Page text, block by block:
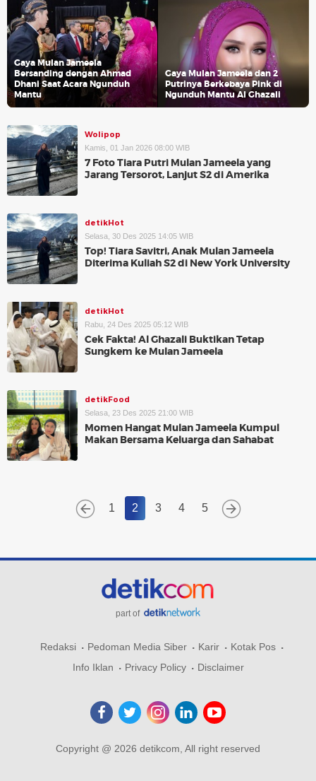
Gaya Mulan Jameela
Bersanding dengan Ahmad
Dhani Saat Acara Ngunduh
Mantu
Gaya Mulan Jameela dan 2
Putrinya Berkebaya Pink di
Ngunduh Mantu Al Ghazali
Wolipop
Kamis, 01 Jan 2026 08:00 WIB
7 Foto Tiara Putri Mulan Jameela yang
Jarang Tersorot, Lanjut S2 di Amerika
detikHot
Selasa, 30 Des 2025 14:05 WIB
Top! Tiara Savitri, Anak Mulan Jameela
Diterima Kuliah S2 di New York University
detikHot
Rabu, 24 Des 2025 05:12 WIB
Cek Fakta! Al Ghazali Buktikan Tetap
Sungkem ke Mulan Jameela
detikFood
Selasa, 23 Des 2025 21:00 WIB
Momen Hangat Mulan Jameela Kumpul
Makan Bersama Keluarga dan Sahabat
1 2 3 4 5
part of
Redaksi Pedoman Media Siber Karir
Kotak Pos
Info Iklan
Privacy Policy Disclaimer
Copyright @ 2026 detikcom, All right reserved